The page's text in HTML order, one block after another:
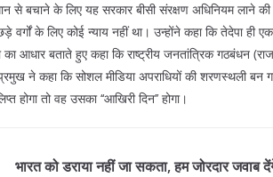
से बचाने के लिए यह सरकार बीसी संरक्षण अधिनियम लाने की
के लिए कोई न्याय नहीं था। उन्होंने कहा कि तेदेपा ही
आधार बताते हुए कहा कि राष्ट्रीय जनतांत्रिक गठबंधन
ने कहा कि सोशल मीडिया अपराधियों की शरणस्थली बन
तो वह उसका ‘‘आखिरी दिन’’ होगा।
भारत को डराया नहीं जा सकता, हम जोरदार जवाब